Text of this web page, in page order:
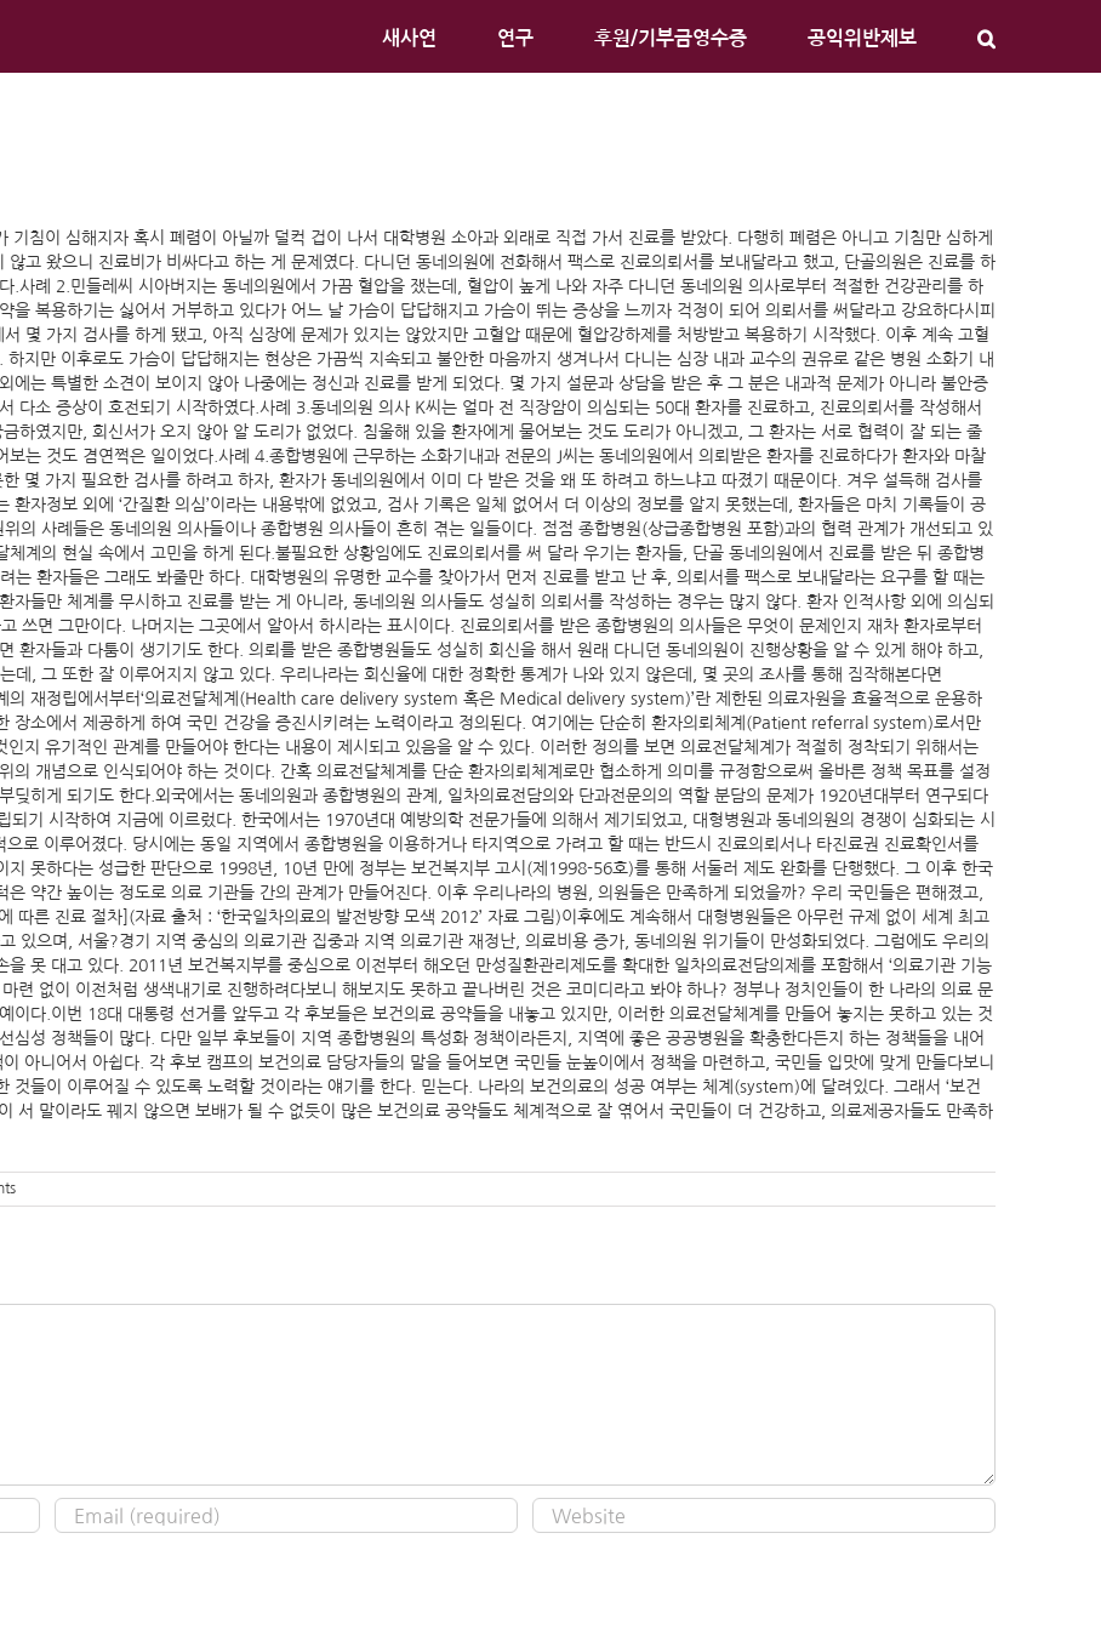
새사연 연구 후원/기부금영수증 공익위반제보
침이 심해지자 혹시 폐렴이 아닐까 덜컥 겁이 나서 대학병원 소아과 외래로 직접 가서 진료를 받았다. 다행히 폐렴은 아니고 기침만 심하게
고 왔으니 진료비가 비싸다고 하는 게 문제였다. 다니던 동네의원에 전화해서 팩스로 진료의뢰서를 보내달라고 했고, 단골의원은 진료를 하
.사례 2.민들레씨 시아버지는 동네의원에서 가끔 혈압을 쟀는데, 혈압이 높게 나와 자주 다니던 동네의원 의사로부터 적절한 건강관리를 하
복용하기는 싫어서 거부하고 있다가 어느 날 가슴이 답답해지고 가슴이 뛰는 증상을 느끼자 걱정이 되어 의뢰서를 써달라고 강요하다시피
몇 가지 검사를 하게 됐고, 아직 심장에 문제가 있지는 않았지만 고혈압 때문에 혈압강하제를 처방받고 복용하기 시작했다. 이후 계속 고혈
지만 이후로도 가슴이 답답해지는 현상은 가끔씩 지속되고 불안한 마음까지 생겨나서 다니는 심장 내과 교수의 권유로 같은 병원 소화기 내
에는 특별한 소견이 보이지 않아 나중에는 정신과 진료를 받게 되었다. 몇 가지 설문과 상담을 받은 후 그 분은 내과적 문제가 아니라 불안증
다소 증상이 호전되기 시작하였다.사례 3.동네의원 의사 K씨는 얼마 전 직장암이 의심되는 50대 환자를 진료하고, 진료의뢰서를 작성해서
하였지만, 회신서가 오지 않아 알 도리가 없었다. 침울해 있을 환자에게 물어보는 것도 도리가 아니겠고, 그 환자는 서로 협력이 잘 되는 줄
는 것도 겸연쩍은 일이었다.사례 4.종합병원에 근무하는 소화기내과 전문의 J씨는 동네의원에서 의뢰받은 환자를 진료하다가 환자와 마찰
몇 가지 필요한 검사를 하려고 하자, 환자가 동네의원에서 이미 다 받은 것을 왜 또 하려고 하느냐고 따졌기 때문이다. 겨우 설득해 검사를
자정보 외에 ‘간질환 의심’이라는 내용밖에 없었고, 검사 기록은 일체 없어서 더 이상의 정보를 알지 못했는데, 환자들은 마치 기록들이 공
의 사례들은 동네의원 의사들이나 종합병원 의사들이 흔히 겪는 일들이다. 점점 종합병원(상급종합병원 포함)과의 협력 관계가 개선되고 있
계의 현실 속에서 고민을 하게 된다.불필요한 상황임에도 진료의뢰서를 써 달라 우기는 환자들, 단골 동네의원에서 진료를 받은 뒤 종합병
는 환자들은 그래도 봐줄만 하다. 대학병원의 유명한 교수를 찾아가서 먼저 진료를 받고 난 후, 의뢰서를 팩스로 보내달라는 요구를 할 때는
자들만 체계를 무시하고 진료를 받는 게 아니라, 동네의원 의사들도 성실히 의뢰서를 작성하는 경우는 많지 않다. 환자 인적사항 외에 의심되
쓰면 그만이다. 나머지는 그곳에서 알아서 하시라는 표시이다. 진료의뢰서를 받은 종합병원의 의사들은 무엇이 문제인지 재차 환자로부터
환자들과 다툼이 생기기도 한다. 의뢰를 받은 종합병원들도 성실히 회신을 해서 원래 다니던 동네의원이 진행상황을 알 수 있게 해야 하고,
데, 그 또한 잘 이루어지지 않고 있다. 우리나라는 회신율에 대한 정확한 통계가 나와 있지 않은데, 몇 곳의 조사를 통해 짐작해본다면
재정립에서부터‘의료전달체계(Health care delivery system 혹은 Medical delivery system)’란 제한된 의료자원을 효율적으로 운용하
장소에서 제공하게 하여 국민 건강을 증진시키려는 노력이라고 정의된다. 여기에는 단순히 환자의뢰체계(Patient referral system)로서만
지 유기적인 관계를 만들어야 한다는 내용이 제시되고 있음을 알 수 있다. 이러한 정의를 보면 의료전달체계가 적절히 정착되기 위해서는
의 개념으로 인식되어야 하는 것이다. 간혹 의료전달체계를 단순 환자의뢰체계로만 협소하게 의미를 규정함으로써 올바른 정책 목표를 설정
딪히게 되기도 한다.외국에서는 동네의원과 종합병원의 관계, 일차의료전담의와 단과전문의의 역할 분담의 문제가 1920년대부터 연구되다
기 시작하여 지금에 이르렀다. 한국에서는 1970년대 예방의학 전문가들에 의해서 제기되었고, 대형병원과 동네의원의 경쟁이 심화되는 시
로 이루어졌다. 당시에는 동일 지역에서 종합병원을 이용하거나 타지역으로 가려고 할 때는 반드시 진료의뢰서나 타진료권 진료확인서를
지 못하다는 성급한 판단으로 1998년, 10년 만에 정부는 보건복지부 고시(제1998-56호)를 통해 서둘러 제도 완화를 단행했다. 그 이후 한국
약간 높이는 정도로 의료 기관들 간의 관계가 만들어진다. 이후 우리나라의 병원, 의원들은 만족하게 되었을까? 우리 국민들은 편해졌고,
따른 진료 절차](자료 출처 : ‘한국일차의료의 발전방향 모색 2012’ 자료 그림)이후에도 계속해서 대형병원들은 아무런 규제 없이 세계 최고
으며, 서울?경기 지역 중심의 의료기관 집중과 지역 의료기관 재정난, 의료비용 증가, 동네의원 위기들이 만성화되었다. 그럼에도 우리의
못 대고 있다. 2011년 보건복지부를 중심으로 이전부터 해오던 만성질환관리제도를 확대한 일차의료전담의제를 포함해서 ‘의료기관 기능
련 없이 이전처럼 생색내기로 진행하려다보니 해보지도 못하고 끝나버린 것은 코미디라고 봐야 하나? 정부나 정치인들이 한 나라의 의료 문
이다.이번 18대 대통령 선거를 앞두고 각 후보들은 보건의료 공약들을 내놓고 있지만, 이러한 의료전달체계를 만들어 놓지는 못하고 있는 것
심성 정책들이 많다. 다만 일부 후보들이 지역 종합병원의 특성화 정책이라든지, 지역에 좋은 공공병원을 확충한다든지 하는 정책들을 내어
아니어서 아쉽다. 각 후보 캠프의 보건의료 담당자들의 말을 들어보면 국민들 눈높이에서 정책을 마련하고, 국민들 입맛에 맞게 만들다보니
것들이 이루어질 수 있도록 노력할 것이라는 얘기를 한다. 믿는다. 나라의 보건의료의 성공 여부는 체계(system)에 달려있다. 그래서 ‘보건
말이라도 꿰지 않으면 보배가 될 수 없듯이 많은 보건의료 공약들도 체계적으로 잘 엮어서 국민들이 더 건강하고, 의료제공자들도 만족하